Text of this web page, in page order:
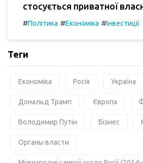
стосується приватної
#Політика #Економіка #Інвестиції
Теги
Економіка Росія Україна
Дональд Трамп Європа
Володимир Путін Бізнес
Органы власти